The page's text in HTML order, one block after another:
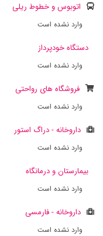
اتوبوس و خطوط ریلی
وارد نشده است
دستگاه خودپرداز
وارد نشده است
فروشگاه های رواحتی
وارد نشده است
داروخانه - دراگ استور
وارد نشده است
بیمارستان و درمانگاه
وارد نشده است
داروخانه - فارمسی
وارد نشده است